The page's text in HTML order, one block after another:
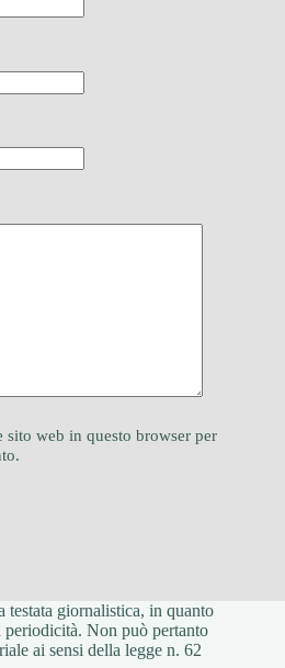
sito web in questo browser per
testata giornalistica, in quanto
periodicità. Non può pertanto
ai sensi della legge n. 62